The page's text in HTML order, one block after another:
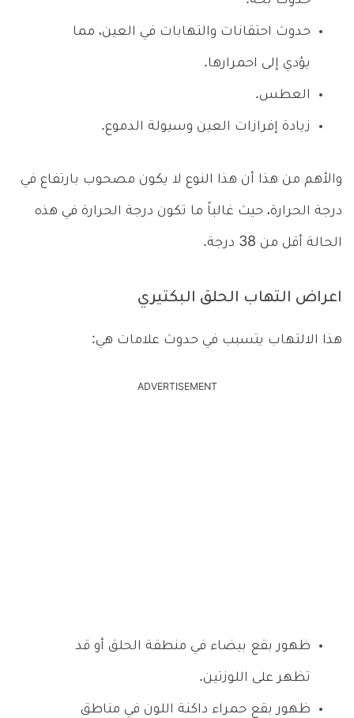
حدوث احتقانات والتهابات في العين، مما
يؤدي إلى احمرارها.
العطس.
زيادة إفرازات العين وسيولة الدموع.
والأهم من هذا أن هذا النوع لا يكون مصحوب بارتفاع في
درجة الحرارة، حيث غالباً ما تكون درجة الحرارة في هذه
الحالة أقل من 38 درجة.
اعراض التهاب الحلق البكتيري
هذا الالتهاب يتسبب في حدوث علامات هي:
ADVERTISEMENT
ظهور بقع بيضاء في منطقة الحلق أو قد
تظهر على اللوزتين.
ظهور بقع حمراء داكنة اللون في مناطق